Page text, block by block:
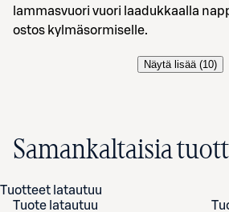
lammasvuori vuori laadukkaalla
ostos kylmäsormiselle.
Näytä lisää (10)
Samankaltaisia
Tuotteet latautuu
Tuote latautuu